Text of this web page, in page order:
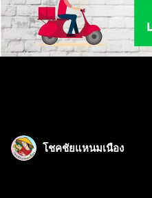
โชคชัยแหนมเนือง